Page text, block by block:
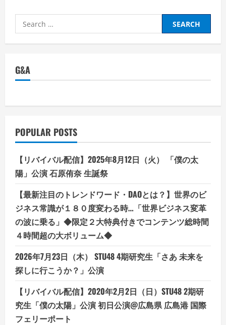
編
フ
ト
を
説！
者
か
ら
ロ
ま
で
使
え
る
理
由
と
は？
Search
for:
G&A
POPULAR POSTS
【リバイバル配信】2025年8月12日（火） 「僕の太
陽」公演 石原侑奈 生誕祭
【最新注目のトレンドワード・DAOとは？】世界のビ
ジネス常識が１８０度変わる時…「世界ビジネス変革
の波に乗る」◆限定２大特典付きでコンテンツ総時間
４時間超の大ボリューム◆
2026年7月23日（木） STU48 4期研究生「さあ 未来を
探しに行こうか？」公演
【リバイバル配信】2020年2月2日（日）STU48 2期研
究生「僕の太陽」公演 初日公演@広島県 広島港 国際
フェリーポート